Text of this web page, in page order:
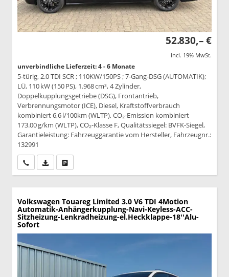
52.830,– €
incl. 19% MwSt.
unverbindliche Lieferzeit: 4 - 6 Monate
5-türig, 2.0 TDI SCR ; 110KW/150PS ; 7-Gang-DSG (AUTOMATIK);
LÜ, 110 kW (150 PS), 1.968 cm³, 4 Zylinder,
Doppelkupplungsgetriebe (DSG), Frontantrieb,
Verbrennungsmotor (ICE), Diesel, Kraftstoffverbrauch
kombiniert 6,6 l/100km (WLTP), CO₂-Emission kombiniert
173.00 g/km (WLTP), CO₂-Klasse F, Qualitätssiegel: BVFK-Siegel,
Garantieleistung: Fahrzeuggarantie vom Hersteller, Fahrzeugnr.:
132991
Wir rufen Sie anPDF-Datei, Fahrzeugexposé drucken
Volkswagen Touareg Limited 3.0 V6 TDI 4Motion
Automatik-Anhängerkupplung-Navi-Keyless-ACC-
Sitzheizung-Lenkradheizung-el.Heckklappe-18''Alu-
Sofort